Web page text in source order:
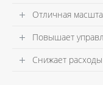
Отличная
Повышает
Снижает